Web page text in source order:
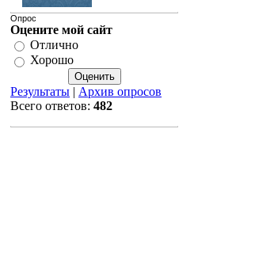
Опрос
Оцените мой сайт
Отлично
Хорошо
Результаты | Архив опросов
Всего ответов: 482